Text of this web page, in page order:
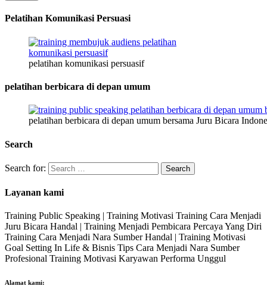
Pelatihan Komunikasi Persuasi
pelatihan komunikasi persuasif
pelatihan berbicara di depan umum
pelatihan berbicara di depan umum bersama Juru Bicara
Search
Search for:
Layanan kami
Training Public Speaking | Training Motivasi Training Cara Menjadi
Juru Bicara Handal | Training Menjadi Pembicara Percaya Yang Diri
Training Cara Menjadi Nara Sumber Handal | Training Motivasi
Goal Setting In Life & Bisnis Tips Cara Menjadi Nara Sumber
Profesional Training Motivasi Karyawan Performa Unggul
Alamat kami: